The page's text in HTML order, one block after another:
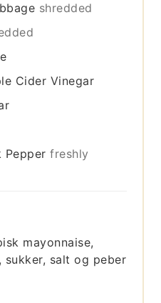
shredded
Cider Vinegar
Pepper freshly
mayonnaise,
salt og peber